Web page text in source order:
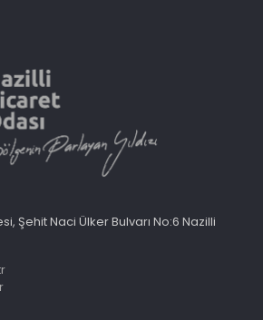
Şehit Naci Ülker Bulvarı No:6 Nazilli